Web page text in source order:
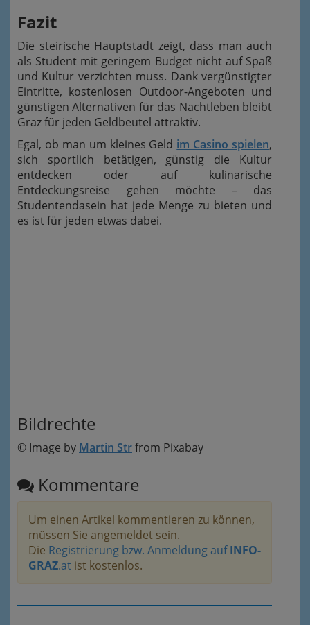
Fazit
Die steirische Hauptstadt zeigt, dass man auch
als Student mit geringem Budget nicht auf Spaß
und Kultur verzichten muss. Dank vergünstigter
Eintritte, kostenlosen Outdoor-Angeboten und
günstigen Alternativen für das Nachtleben bleibt
Graz für jeden Geldbeutel attraktiv.
Egal, ob man um kleines Geld im Casino spielen,
sich sportlich betätigen, günstig die Kultur
entdecken oder auf kulinarische
Entdeckungsreise gehen möchte – das
Studentendasein hat jede Menge zu bieten und
es ist für jeden etwas dabei.
Bildrechte
© Image by Martin Strfrom Pixabay
Kommentare
Um einen Artikel kommentieren zu können,
müssen Sie angemeldet sein.
Die Registrierung bzw. Anmeldung aufINFO-
GRAZ.at ist kostenlos.